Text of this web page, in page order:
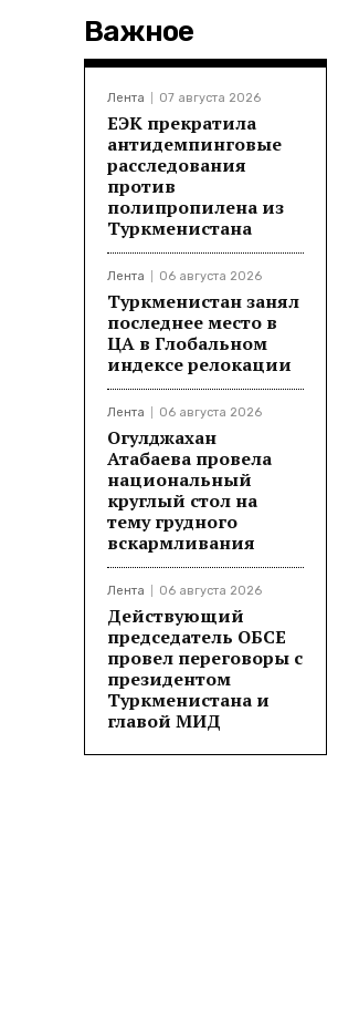
Важное
Лента 07 августа 2026
ЕЭК прекратила
антидемпинговые
расследования
против
полипропилена из
Туркменистана
Лента 06 августа 2026
Туркменистан занял
последнее место в
ЦА в Глобальном
индексе релокации
Лента 06 августа 2026
Огулджахан
Атабаева провела
национальный
круглый стол на
тему грудного
вскармливания
Лента 06 августа 2026
Действующий
председатель ОБСЕ
провел переговоры с
президентом
Туркменистана и
главой МИД